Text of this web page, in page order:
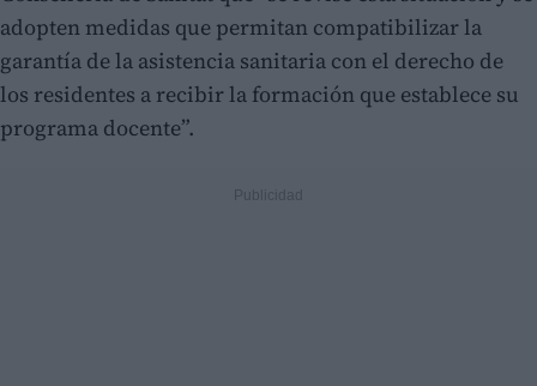
adopten medidas que permitan compatibilizar la
garantía de la asistencia sanitaria con el derecho de
los residentes a recibir la formación que establece su
programa docente”.